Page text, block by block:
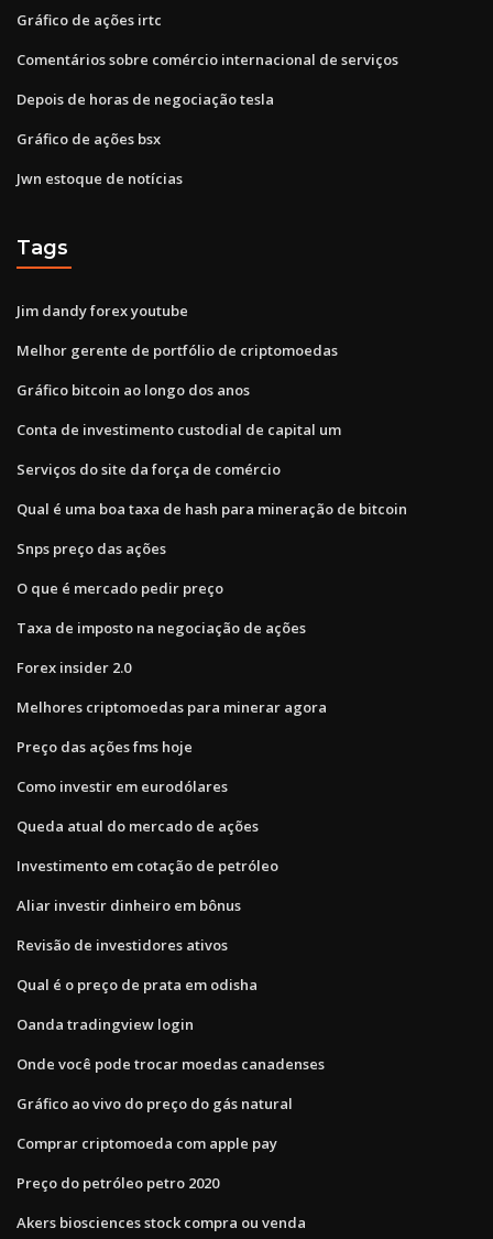
Gráfico de ações irtc
Comentários sobre comércio internacional de serviços
Depois de horas de negociação tesla
Gráfico de ações bsx
Jwn estoque de notícias
Tags
Jim dandy forex youtube
Melhor gerente de portfólio de criptomoedas
Gráfico bitcoin ao longo dos anos
Conta de investimento custodial de capital um
Serviços do site da força de comércio
Qual é uma boa taxa de hash para mineração de bitcoin
Snps preço das ações
O que é mercado pedir preço
Taxa de imposto na negociação de ações
Forex insider 2.0
Melhores criptomoedas para minerar agora
Preço das ações fms hoje
Como investir em eurodólares
Queda atual do mercado de ações
Investimento em cotação de petróleo
Aliar investir dinheiro em bônus
Revisão de investidores ativos
Qual é o preço de prata em odisha
Oanda tradingview login
Onde você pode trocar moedas canadenses
Gráfico ao vivo do preço do gás natural
Comprar criptomoeda com apple pay
Preço do petróleo petro 2020
Akers biosciences stock compra ou venda